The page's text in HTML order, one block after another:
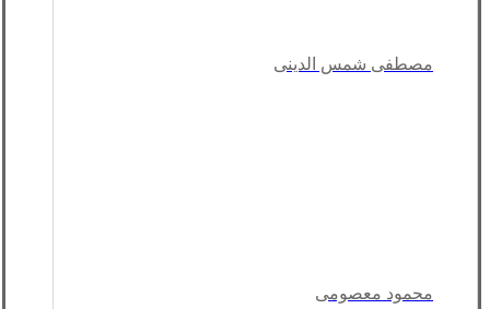
مصطفی شمس الدینی
محمود معصومی